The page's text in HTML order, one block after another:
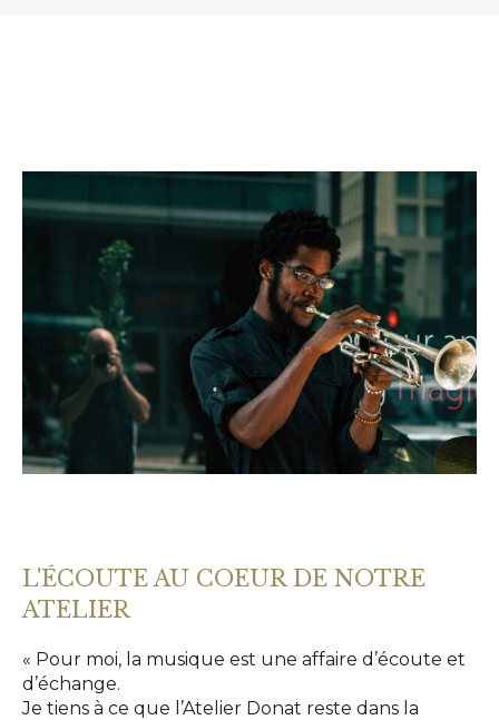
L'ÉCOUTE AU COEUR DE NOTRE
ATELIER
« Pour moi, la musique est une affaire d’écoute et
d’échange.
Je tiens à ce que l’Atelier Donat reste dans la